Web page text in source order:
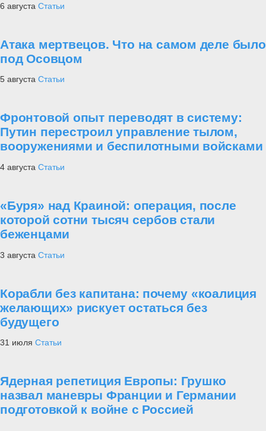
6 августа Статьи
Атака мертвецов. Что на самом деле было
под Осовцом
5 августа Статьи
Фронтовой опыт переводят в систему:
Путин перестроил управление тылом,
вооружениями и беспилотными войсками
4 августа Статьи
«Буря» над Краиной: операция, после
которой сотни тысяч сербов стали
беженцами
3 августа Статьи
Корабли без капитана: почему «коалиция
желающих» рискует остаться без
будущего
31 июля Статьи
Ядерная репетиция Европы: Грушко
назвал маневры Франции и Германии
подготовкой к войне с Россией